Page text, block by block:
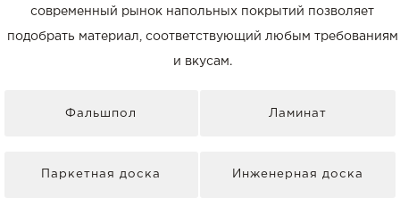
современный рынок напольных покрытий позволяет
подобрать материал, соответствующий любым требованиям
и вкусам.
Фальшпол Ламинат
Паркетная доска Инженерная доска